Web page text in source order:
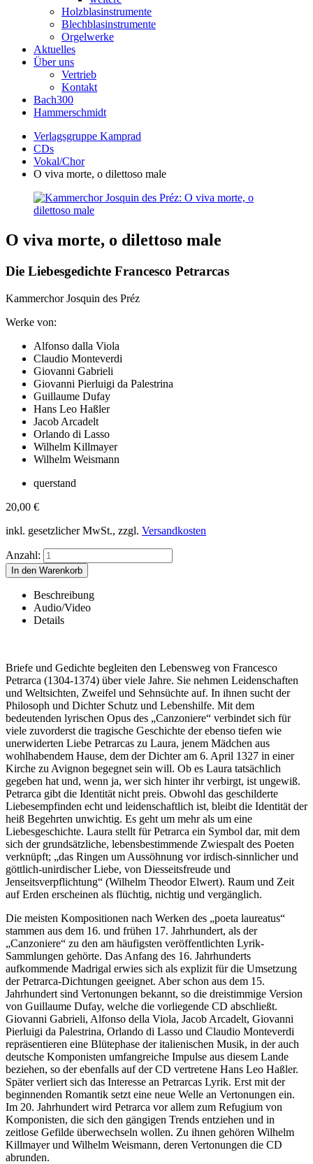
Holzblasinstrumente
Blechblasinstrumente
Orgelwerke
Aktuelles
Über uns
Vertrieb
Kontakt
Bach300
Hammerschmidt
Verlagsgruppe Kamprad
CDs
Vokal/Chor
O viva morte, o dilettoso male
O viva morte, o dilettoso male
Die Liebesgedichte Francesco Petrarcas
Kammerchor Josquin des Préz
Werke von:
Alfonso dalla Viola
Claudio Monteverdi
Giovanni Gabrieli
Giovanni Pierluigi da Palestrina
Guillaume Dufay
Hans Leo Haßler
Jacob Arcadelt
Orlando di Lasso
Wilhelm Killmayer
Wilhelm Weismann
querstand
20,00 €
inkl. gesetzlicher MwSt., zzgl. Versandkosten
Anzahl:
Beschreibung
Audio/Video
Details
Briefe und Gedichte begleiten den Lebensweg von Francesco
Petrarca (1304-1374) über viele Jahre. Sie nehmen Leidenschaften
und Weltsichten, Zweifel und Sehnsüchte auf. In ihnen sucht der
Philosoph und Dichter Schutz und Lebenshilfe. Mit dem
bedeutenden lyrischen Opus des „Canzoniere“ verbindet sich für
viele zuvorderst die tragische Geschichte der ebenso tiefen wie
unerwiderten Liebe Petrarcas zu Laura, jenem Mädchen aus
wohlhabendem Hause, dem der Dichter am 6. April 1327 in einer
Kirche zu Avignon begegnet sein will. Ob es Laura tatsächlich
gegeben hat und, wenn ja, wer sich hinter ihr verbirgt, ist ungewiß.
Petrarca gibt die Identität nicht preis. Obwohl das geschilderte
Liebesempfinden echt und leidenschaftlich ist, bleibt die Identität der
heiß Begehrten unwichtig. Es geht um mehr als um eine
Liebesgeschichte. Laura stellt für Petrarca ein Symbol dar, mit dem
sich der grundsätzliche, lebensbestimmende Zwiespalt des Poeten
verknüpft; „das Ringen um Aussöhnung vor irdisch-sinnlicher und
göttlich-unirdischer Liebe, von Diesseitsfreude und
Jenseitsverpflichtung“ (Wilhelm Theodor Elwert). Raum und Zeit
auf Erden erscheinen als flüchtig, nichtig und vergänglich.
Die meisten Kompositionen nach Werken des „poeta laureatus“
stammen aus dem 16. und frühen 17. Jahrhundert, als der
„Canzoniere“ zu den am häufigsten veröffentlichten Lyrik-
Sammlungen gehörte. Das Anfang des 16. Jahrhunderts
aufkommende Madrigal erwies sich als explizit für die Umsetzung
der Petrarca-Dichtungen geeignet. Aber schon aus dem 15.
Jahrhundert sind Vertonungen bekannt, so die dreistimmige Version
von Guillaume Dufay, welche die vorliegende CD abschließt.
Giovanni Gabrieli, Alfonso della Viola, Jacob Arcadelt, Giovanni
Pierluigi da Palestrina, Orlando di Lasso und Claudio Monteverdi
repräsentieren eine Blütephase der italienischen Musik, in der auch
deutsche Komponisten umfangreiche Impulse aus diesem Lande
beziehen, so der ebenfalls auf der CD vertretene Hans Leo Haßler.
Später verliert sich das Interesse an Petrarcas Lyrik. Erst mit der
beginnenden Romantik setzt eine neue Welle an Vertonungen ein.
Im 20. Jahrhundert wird Petrarca vor allem zum Refugium von
Komponisten, die sich den gängigen Trends entziehen und in
zeitlose Gefilde überwechseln wollen. Zu ihnen gehören Wilhelm
Killmayer und Wilhelm Weismann, deren Vertonungen die CD
abrunden.